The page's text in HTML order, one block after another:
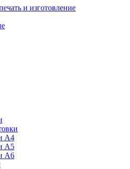
и изготовление
А4
А5
А6